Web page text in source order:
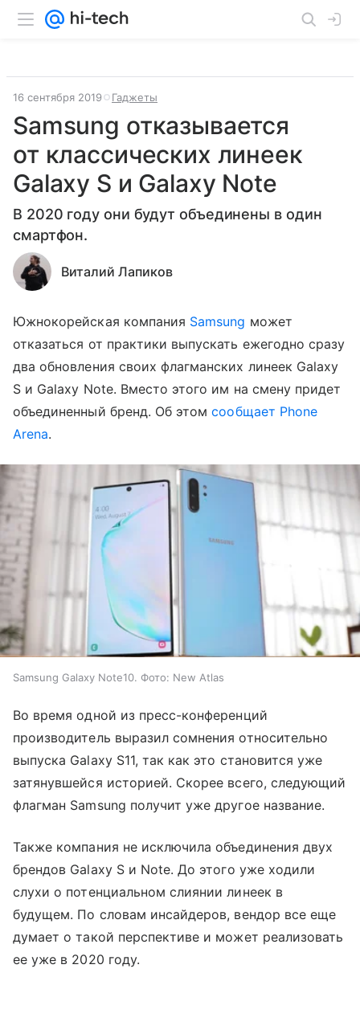
16 сентября 2019 Гаджеты
Samsung отказывается
от классических линеек
Galaxy S и Galaxy Note
В 2020 году они будут объединены в один
смартфон.
Виталий Лапиков
Южнокорейская компания Samsung может
отказаться от практики выпускать ежегодно сразу
два обновления своих флагманских линеек Galaxy
S и Galaxy Note. Вместо этого им на смену придет
объединенный бренд. Об этомсообщает Phone
Arena.
Samsung Galaxy Note10. Фото: New Atlas
Во время одной из пресс-конференций
производитель выразил сомнения относительно
выпуска Galaxy S11, так как это становится уже
затянувшейся историей. Скорее всего, следующий
флагман Samsung получит уже другое название.
Также компания не исключила объединения двух
брендов Galaxy S и Note. До этого уже ходили
слухи о потенциальном слиянии линеек в
будущем. По словам инсайдеров, вендор все еще
думает о такой перспективе и может реализовать
ее уже в 2020 году.